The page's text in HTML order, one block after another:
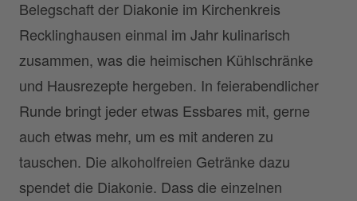
Belegschaft der Diakonie im Kirchenkreis
Recklinghausen einmal im Jahr kulinarisch
zusammen, was die heimischen Kühlschränke
und Hausrezepte hergeben. In feierabendlicher
Runde bringt jeder etwas Essbares mit, gerne
auch etwas mehr, um es mit anderen zu
tauschen. Die alkoholfreien Getränke dazu
spendet die Diakonie. Dass die einzelnen